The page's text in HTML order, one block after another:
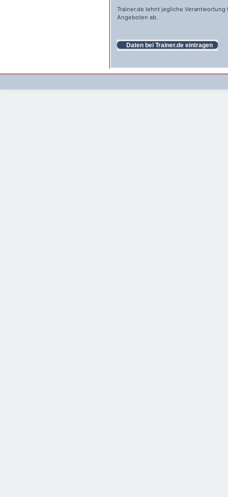
Trainer.de lehnt jegliche
Angeboten ab.
Daten bei Trainer.de eintragen